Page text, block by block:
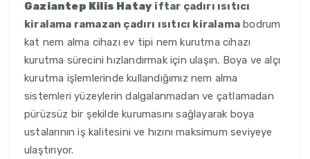
Gaziantep Kilis Hatay iftar çadırı ısıtıcı
kiralama ramazan çadırı ısıtıcı kiralama bodrum
kat nem alma cihazı ev tipi nem kurutma cihazı
kurutma sürecini hızlandırmak için ulaşın. Boya ve alçı
kurutma işlemlerinde kullandığımız nem alma
sistemleri yüzeylerin dalgalanmadan ve çatlamadan
pürüzsüz bir şekilde kurumasını sağlayarak boya
ustalarının iş kalitesini ve hızını maksimum seviyeye
ulaştırıyor.